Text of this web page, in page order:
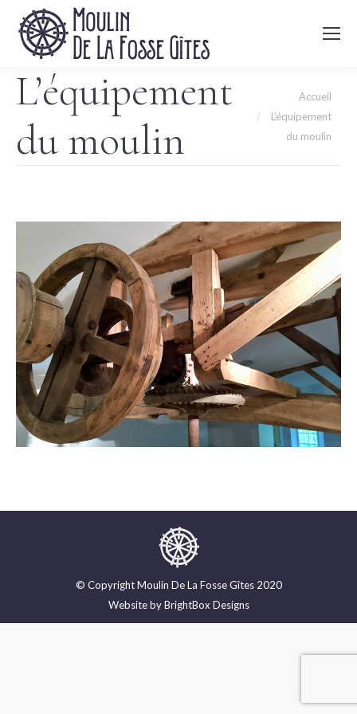
L’équipement
du moulin
Vous êtes ici :Accueil
L’équipement
du moulin
© Copyright Moulin De La Fosse Gîtes 2020
Website byBrightBox Designs